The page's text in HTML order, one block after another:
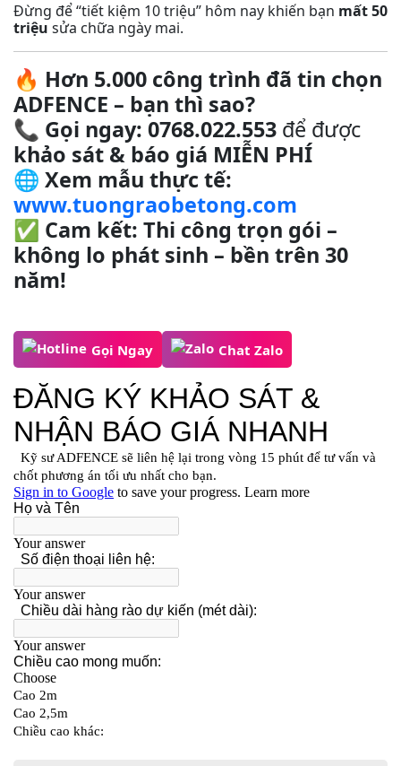
Đừng để “tiết kiệm 10 triệu” hôm nay khiến bạn mất 50
triệu sửa chữa ngày mai.
🔥 Hơn 5.000 công trình đã tin chọn
ADFENCE – bạn thì sao?
📞 Gọi ngay: 0768.022.553 để được
khảo sát & báo giá MIỄN PHÍ
🌐 Xem mẫu thực tế:
www.tuongraobetong.com
✅ Cam kết: Thi công trọn gói –
không lo phát sinh – bền trên 30
năm!
Gọi Ngay Chat Zalo